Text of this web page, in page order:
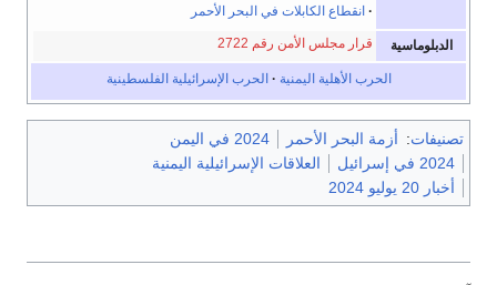
انقطاع الكابلات في البحر الأحمر
الدبلوماسية قرار مجلس الأمن رقم 2722
الحرب الأهلية اليمنية الحرب الإسرائيلية الفلسطينية
تصنيفات: أزمة البحر الأحمر
2024 في اليمن
2024 في إسرائيل
العلاقات الإسرائيلية اليمنية
أخبار 20 يوليو 2024